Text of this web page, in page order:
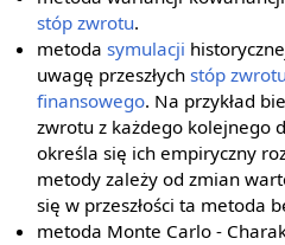
stóp zwrotu.
metodasymulacji
uwagę przeszłychstóp zwrotu
finansowego. Na przykład
zwrotu z każdego kolejnego
określa się ich empiryczny
metody zależy od zmian
się w przeszłości ta metoda
metoda Monte Carlo -